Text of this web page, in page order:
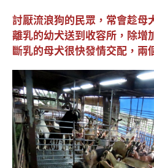
討厭流浪狗的民眾，常會趁母
離乳的幼犬送到收容所，除增
斷乳的母犬很快發情交配，兩